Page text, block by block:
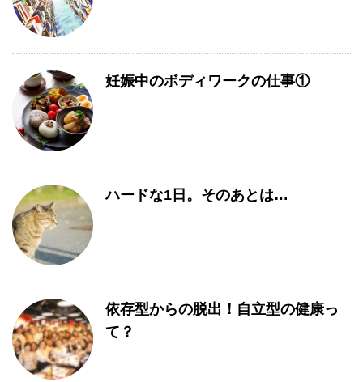
妊娠中のボディワークの仕事①
ハードな1日。そのあとは…
依存型からの脱出！自立型の健康っ
て？